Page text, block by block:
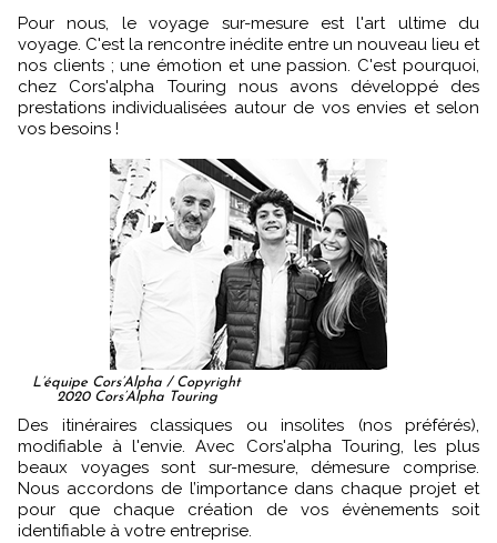
Pour nous, le voyage sur-mesure est l'art ultime du
voyage. C'est la rencontre inédite entre un nouveau lieu et
nos clients ; une émotion et une passion. C'est pourquoi,
chez Cors'alpha Touring nous avons développé des
prestations individualisées autour de vos envies et selon
vos besoins !
L’équipe Cors’Alpha / Copyright
2020 Cors’Alpha Touring
Des itinéraires classiques ou insolites (nos préférés),
modifiable à l'envie. Avec Cors'alpha Touring, les plus
beaux voyages sont sur-mesure, démesure comprise.
Nous accordons de l’importance dans chaque projet et
pour que chaque création de vos évènements soit
identifiable à votre entreprise.